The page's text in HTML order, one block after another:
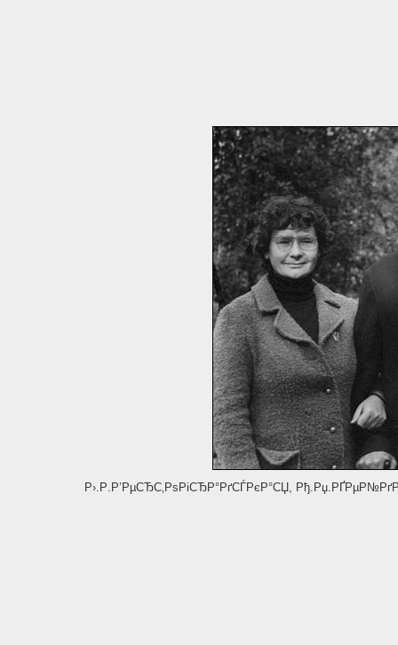
Р›.Р.Р’РµСЂС‚РѕРіСЂР°РґСЃРєР°СЏ,